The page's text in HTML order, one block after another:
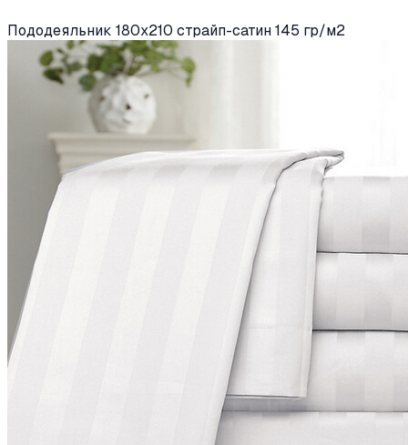
Пододеяльник 180х210 страйп-сатин 145 гр/м2